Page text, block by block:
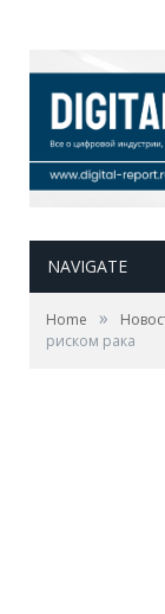
NAVIGATE
Home »
риском рака